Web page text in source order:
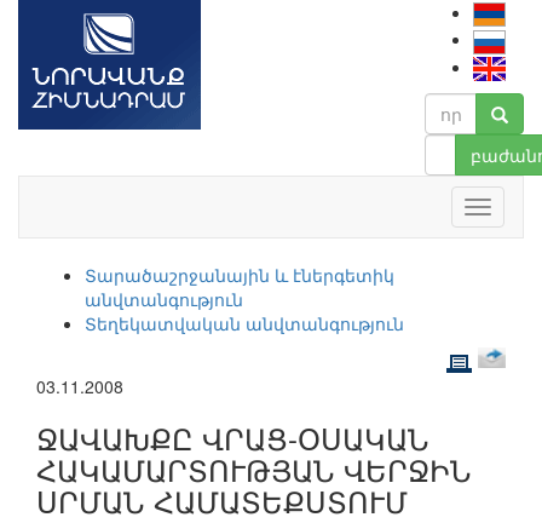
Տարածաշրջանային և էներգետիկ
անվտանգություն
Տեղեկատվական անվտանգություն
03.11.2008
ՋԱՎԱԽՔԸ ՎՐԱՑ-ՕՍԱԿԱՆ
ՀԱԿԱՄԱՐՏՈՒԹՅԱՆ ՎԵՐՋԻՆ
ՍՐՄԱՆ ՀԱՄԱՏԵՔՍՏՈՒՄ